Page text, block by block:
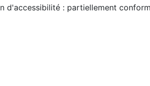
d'accessibilité : partiellement